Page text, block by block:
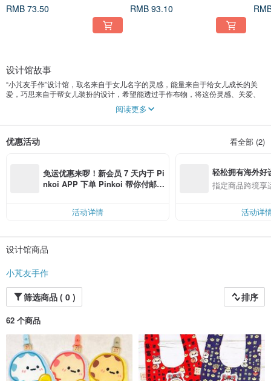
RMB 73.50 RMB 93.10
设计馆故事
“小芃友手作”设计馆，取名来自于女儿名字的灵感，能量来自于给女儿成长的关
爱，巧思来自于帮女儿装扮的设计，希望能透过手作布物，将这份灵感、关爱、
“小芃友”音同小朋友，馆内的商品众多，有设计款围兜、帽子、奶嘴链保护套、豆
阅读更多
优惠活动 看全部 (2)
免运优惠来啰！新会员 7 天内于 Pi
nkoi APP 下单 Pinkoi 帮你付邮
活动详情
轻松拥有海外好
指定商品跨境享
活动详
设计馆商品
小芃友手作
筛选商品 ( 0 )
排序
62 个商品